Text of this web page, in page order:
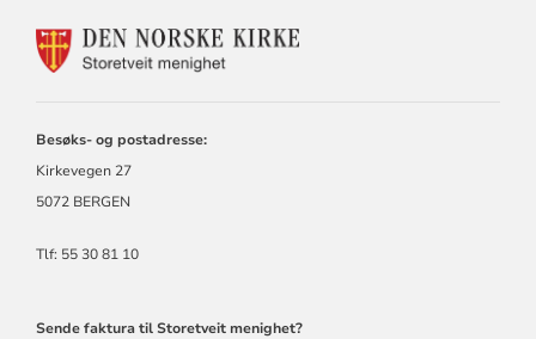
KONTAKTINFORMASJON
Besøks- og postadresse:
Kirkevegen 27
5072 BERGEN
Tlf: 55 30 81 10
Sende faktura til Storetveit menighet?